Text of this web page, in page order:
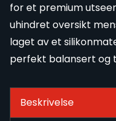
for et premium
uhindret oversikt
laget av et
perfekt balansert og
Beskrivelse